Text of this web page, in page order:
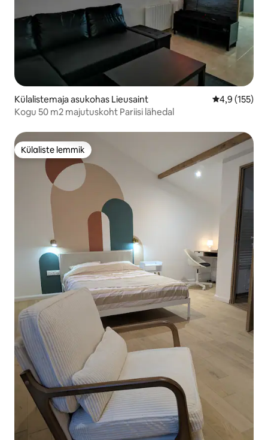
Külalistemaja asukohas Lieusaint Keskmine
4,9 (155)
Kogu 50 m2 majutuskoht Pariisi lähedal
Külaliste lemmik
Külaliste lemmik